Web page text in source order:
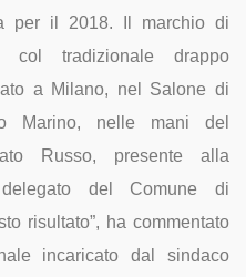
per il 2018. Il marchio di
col tradizionale drappo
a Milano, nel Salone di
Marino, nelle mani del
Russo, presente alla
del Comune di
risultato”, ha commentato
incaricato dal sindaco